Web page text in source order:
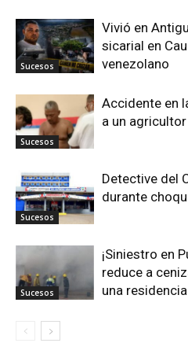
Sucesos
Vivió en
sicarial en
venezolano
Sucesos
Accidente en
a un
Sucesos
Detective del
durante
Sucesos
¡Siniestro en
reduce a
una residencia